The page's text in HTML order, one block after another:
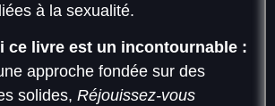
à la sexualité.
ce livre est un incontournable :
approche fondée sur des
solides, Réjouissez-vous